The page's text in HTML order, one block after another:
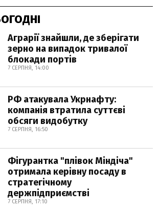
Аграрії знайшли, де зберігати
зерно на випадок тривалої
блокади портів
7 СЕРПНЯ, 14:00
РФ атакувала Укрнафту:
компанія втратила суттєві
обсяги видобутку
7 СЕРПНЯ, 16:50
Фігурантка "плівок Міндіча"
отримала керівну посаду в
стратегічному
держпідприємстві
7 СЕРПНЯ, 17:10